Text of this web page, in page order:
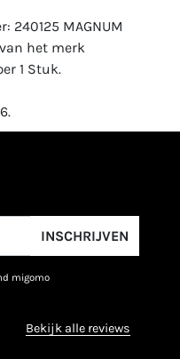
240125 MAGNUM
het merk
1 Stuk.
INSCHRIJVEN
migomo
bekijk alle reviews